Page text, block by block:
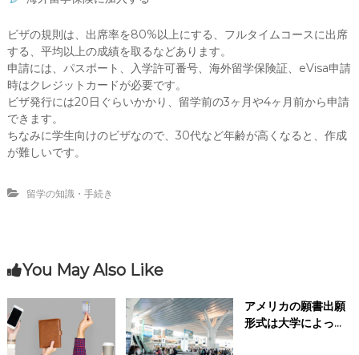
ビザの規則は、出席率を80%以上にする、フルタイムコースに出席
する、平均以上の成績を取るなどあります。
申請には、パスポート、入学許可番号、海外留学保険証、eVisa申請
時はクレジットカードが必要です。
ビザ発行には20日ぐらいかかり、留学前の3ヶ月や4ヶ月前から申請
できます。
ちなみに学生向けのビザなので、30代など年齢が高くなると、作成
が難しいです。
留学の知識・手続き
You May Also Like
アメリカの願書出願
形式は大学によって